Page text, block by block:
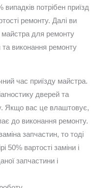
потрібен приїзд
ремонту. Далі ви
майстра для ремонту
виконання ремонту
час приїзду майстра.
дверей та
Якщо вас це влаштовує,
до виконання ремонту.
запчастин, то тоді
50% вартості заміни і
запчастини і